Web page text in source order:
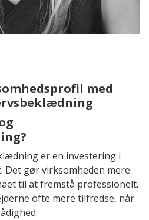
med
er en investering i
Det gør virksomheden mere
til at fremstå professionelt.
ofte mere tilfredse, når